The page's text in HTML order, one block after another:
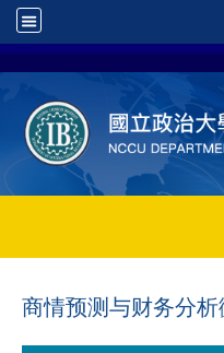
商情预测与财务分析